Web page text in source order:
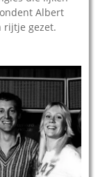
Albert
rijtje gezet.